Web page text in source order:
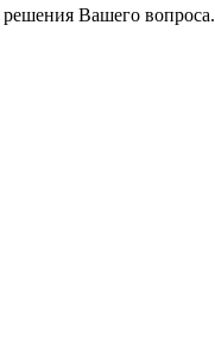
Вашего вопроса.